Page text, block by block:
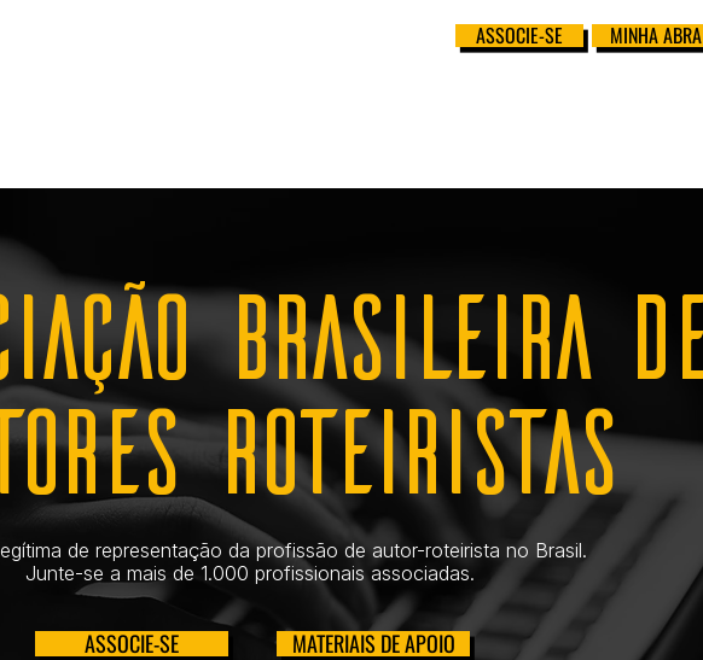
ASSOCIE-SE MINHA ABRA
BRASILEIRA DE
ROTEIRISTAS
de representação da profissão de autor-roteirista no Brasil.
Junte-se a mais de 1.000 profissionais associadas.
ASSOCIE-SE MATERIAIS DE APOIO